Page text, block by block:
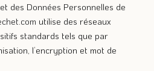
des Données Personnelles de
utilise des réseaux
standards tels que par
l’encryption et mot de